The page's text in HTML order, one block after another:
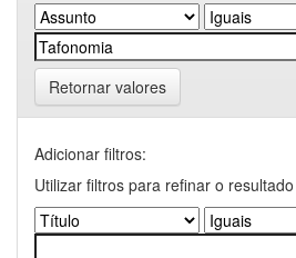
Retornar valores
Adicionar filtros:
Utilizar filtros para refinar o